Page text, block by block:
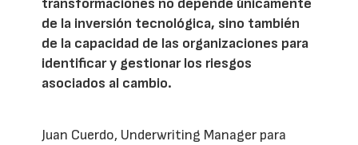
transformaciones no depende únicamente
de la inversión tecnológica, sino también
de la capacidad de las organizaciones para
identificar y gestionar los riesgos
asociados al cambio.
Juan Cuerdo, Underwriting Manager para